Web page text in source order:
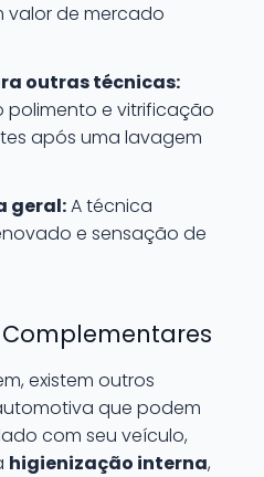
valor de mercado
outras técnicas:
polimento e vitrificação
após uma lavagem
geral:A técnica
e sensação de
existem outros
que podem
com seu veículo,
higienização interna,